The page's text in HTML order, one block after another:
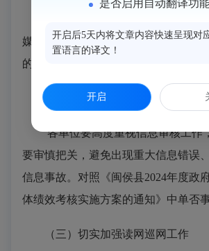
各单位要对照《闽侯县2024年度
媒体绩效考核实施方案的通知》内容
的更新工作，做到信息及时化，确保
（二）审慎把关信息发布工作
各单位要高度重视信息审核工作
要审慎把关，避免出现重大信息错误
信息事故。对照《闽侯县2024年度政
体绩效考核实施方案的通知》中单否
（三）切实加强读网巡网工作
是否启用自动翻译功
开启后5天内将文章内容快速呈现对
置语言的译文！
开启